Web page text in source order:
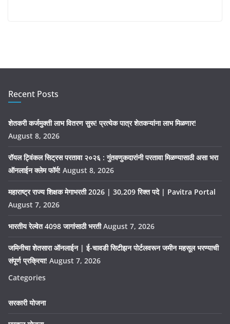
Recent Posts
शेतकरी कर्जमुक्ती लाभ वितरण सुरू! प्रत्येक पात्र शेतकऱ्यांना लाभ मिळणार!
August 8, 2026
रॉयल ट्विंकल सिट्रस परतावा २०२६ : गुंतवणुकदारांनी परतावा मिळण्यासाठी असा भरा
ऑनलाईन क्लेम फॉर्म! August 8, 2026
महाराष्ट्र राज्य शिक्षक मेगाभरती 2026 | 30,209 रिक्त पदे | Pavitra Portal
August 7, 2026
भारतीय रेल्वेत 4098 जागांसाठी भरती August 7, 2026
जमिनीचा शेतसारा ऑनलाईन | ई-चावडी सिटीझन पोर्टलवरून जमीन महसूल भरण्याची
संपूर्ण प्रक्रिया! August 7, 2026
Categories
सरकारी योजना